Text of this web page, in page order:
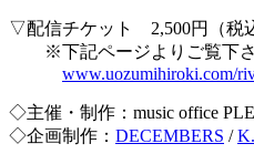
▽配信チケット 2,500円（税
※下記ページよりご覧下さ
www.uozumihiroki.com/
◇主催・制作：music office
◇企画制作： DECEMBERS /